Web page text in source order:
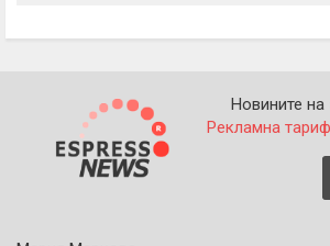
Новините
Рекламна